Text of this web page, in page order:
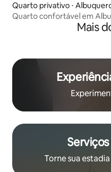
Quarto privativo ⋅
Quarto confortável em
Mais
Torne sua